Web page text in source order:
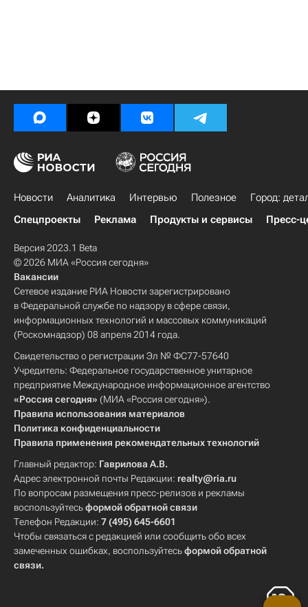
Новости Аналитика Интервью Полезное
Город:
Спецпроекты
Реклама Продукты и сервисы Пресс-
Версия 2023.1 Beta
© 2026 МИА «Россия сегодня»
Вакансии
Сетевое издание РИА Новости зарегистрировано
в Федеральной службе по надзору в сфере связи,
информационных технологий и массовых коммуникаций
(Роскомнадзор) 08 апреля 2014 года.
Свидетельство о регистрации Эл № ФС77-57640
Учредитель: Федеральное государственное унитарное
предприятие Международное информационное агентство
«Россия сегодня» (МИА «Россия сегодня»).
Правила использования материалов
Политика конфиденциальности
Правила применения рекомендательных технологий
Главный редактор: Гаврилова А.В.
Адрес электронной почты Редакции: realty@ria.ru
По вопросам размещения пресс-релизов и рекламы
воспользуйтесьформой обратной связи
Телефон Редакции: 7 (495) 645-6601
Чтобы связаться с редакцией или сообщить обо всех
замеченных ошибках, воспользуйтесьформой обратной
связи.